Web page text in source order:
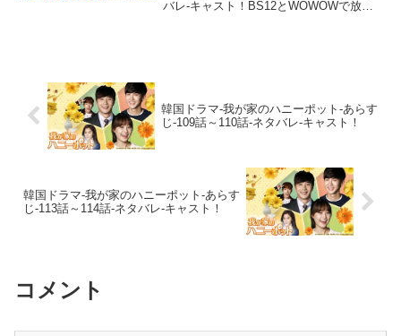
バレ-キャスト！BS12とWOWOWで放送
韓国ドラマ-我が家のハニーポット-あらす
じ-109話～110話-ネタバレ-キャスト！
韓国ドラマ-我が家のハニーポット-あらす
じ-113話～114話-ネタバレ-キャスト！
コメント